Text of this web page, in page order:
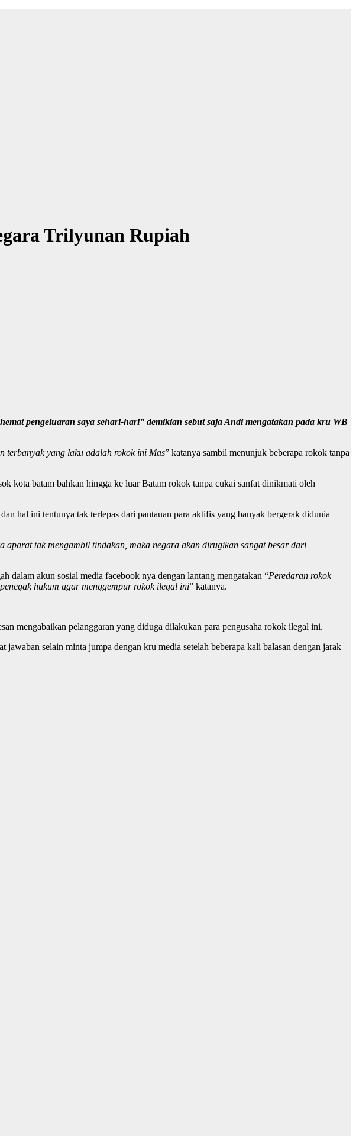
Trilyunan Rupiah
pengeluaran saya sehari-hari” demikian sebut saja Andi mengatakan pada kru WB
terbanyak yang laku adalah rokok ini Mas” katanya sambil menunjuk beberapa rokok tanpa
kota batam bahkan hingga ke luar Batam rokok tanpa cukai sanfat dinikmati oleh
hal ini tentunya tak terlepas dari pantauan para aktifis yang banyak bergerak didunia
aparat tak mengambil tindakan, maka negara akan dirugikan sangat besar dari
dalam akun sosial media facebook nya dengan lantang mengatakan “Peredaran rokok
hukum agar menggempur rokok ilegal ini” katanya.
mengabaikan pelanggaran yang diduga dilakukan para pengusaha rokok ilegal ini.
selain minta jumpa dengan kru media setelah beberapa kali balasan dengan jarak